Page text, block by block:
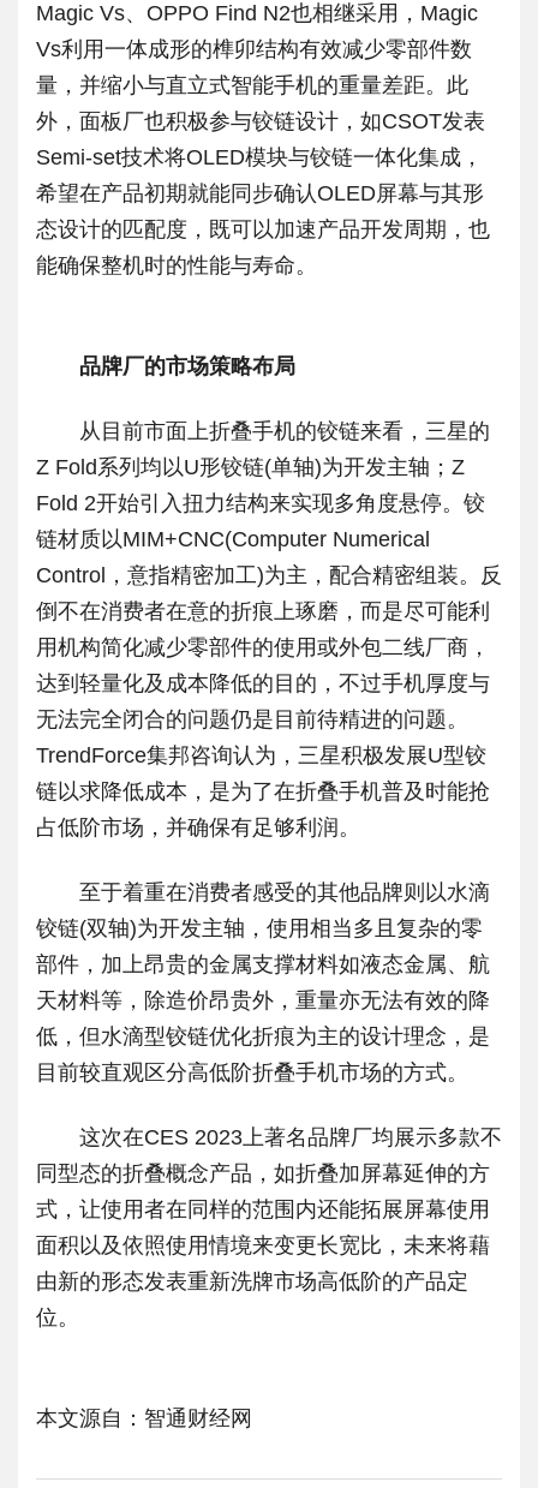
Magic Vs、OPPO Find N2也相继采用，Magic
Vs利用一体成形的榫卯结构有效减少零部件数
量，并缩小与直立式智能手机的重量差距。此
外，面板厂也积极参与铰链设计，如CSOT发表
Semi-set技术将OLED模块与铰链一体化集成，
希望在产品初期就能同步确认OLED屏幕与其形
态设计的匹配度，既可以加速产品开发周期，也
能确保整机时的性能与寿命。
品牌厂的市场策略布局
从目前市面上折叠手机的铰链来看，三星的
Z Fold系列均以U形铰链(单轴)为开发主轴；Z
Fold 2开始引入扭力结构来实现多角度悬停。铰
链材质以MIM+CNC(Computer Numerical
Control，意指精密加工)为主，配合精密组装。反
倒不在消费者在意的折痕上琢磨，而是尽可能利
用机构简化减少零部件的使用或外包二线厂商，
达到轻量化及成本降低的目的，不过手机厚度与
无法完全闭合的问题仍是目前待精进的问题。
TrendForce集邦咨询认为，三星积极发展U型铰
链以求降低成本，是为了在折叠手机普及时能抢
占低阶市场，并确保有足够利润。
至于着重在消费者感受的其他品牌则以水滴
铰链(双轴)为开发主轴，使用相当多且复杂的零
部件，加上昂贵的金属支撑材料如液态金属、航
天材料等，除造价昂贵外，重量亦无法有效的降
低，但水滴型铰链优化折痕为主的设计理念，是
目前较直观区分高低阶折叠手机市场的方式。
这次在CES 2023上著名品牌厂均展示多款不
同型态的折叠概念产品，如折叠加屏幕延伸的方
式，让使用者在同样的范围内还能拓展屏幕使用
面积以及依照使用情境来变更长宽比，未来将藉
由新的形态发表重新洗牌市场高低阶的产品定
位。
本文源自：智通财经网